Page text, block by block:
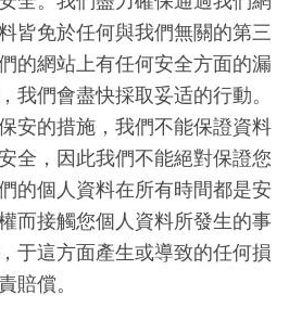
皆免於任何與我們無關的第三
的網站上有任何安全方面的漏
我們會盡快採取妥适的行動。
安的措施，我們不能保證資料
全，因此我們不能絕對保證您
的個人資料在所有時間都是安
而接觸您個人資料所發生的事
于這方面產生或導致的任何損
賠償。